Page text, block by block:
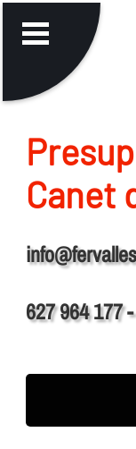
Canet
627 964 177